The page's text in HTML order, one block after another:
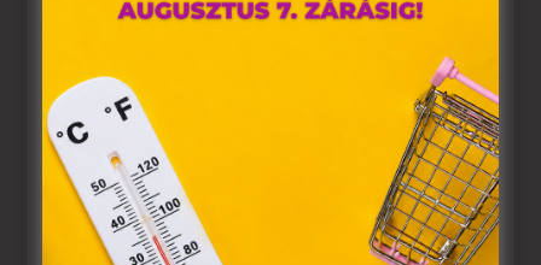
A „sütiket" az elektronikus hírközlésről szóló 2003. évi C.
törvény, az elektronikus kereskedelmi szolgáltatások, az
információs társadalommal összefüggő szolgáltatások
egyes kérdéseiről szóló 2001. évi CVIII. törvény, valamint
az Európai Unió előírásainak megfelelően használjuk.
Azon weblapoknak, melyek az Európai Unió országain
belül működnek, a „sütik" használatához, és ezeknek a
felhasználó számítógépén vagy egyéb eszközén történő
tárolásához a felhasználók hozzájárulását kell kérniük.